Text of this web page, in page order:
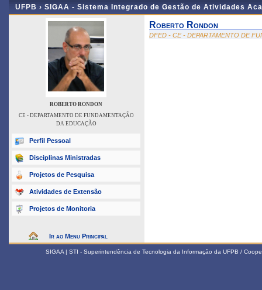
UFPB › SIGAA - Sistema Integrado de Gestão de Atividades
ROBERTO RONDON
CE - DEPARTAMENTO DE FUNDAMENTAÇÃO
DA EDUCAÇÃO
Perfil Pessoal
Disciplinas Ministradas
Projetos de Pesquisa
Atividades de Extensão
Projetos de Monitoria
Ir ao Menu Principal
Roberto Rondon
DFED - CE - DEPARTAMENTO DE
SIGAA | STI - Superintendência de Tecnologia da Informação da UFPB /